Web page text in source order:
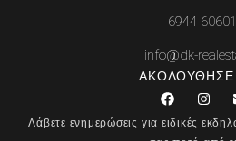
6944
info@dk-
ΑΚΟΛΟΎΘΗΣΕ
F
a
c
e
I
n
s
t
Λάβετε ενημερώσεις για ειδικές